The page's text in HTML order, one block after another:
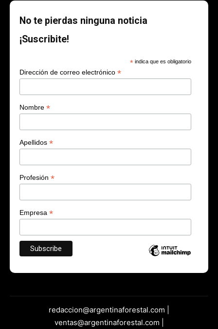
No te pierdas ninguna noticia
¡Suscribite!
* indica que es obligatorio
Dirección de correo electrónico *
Nombre *
Apellidos *
Profesión *
Empresa *
redaccion@argentinaforestal.com |
ventas@argentinaforestal.com |